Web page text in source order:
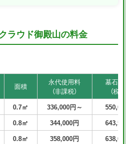
ラウド御殿山の料金
面積
永代使用料
（非課税）
墓石・
（税
0.7㎡ 336,000円～
0.8㎡ 344,000円
0.8㎡ 358,000円